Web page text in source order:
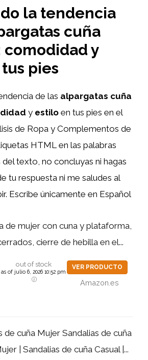
la tendencia
cuña
comodidad y
pies
de las alpargatas cuña
y estilo en tus pies en el
de Ropa y Complementos de
HTML en las palabras
texto, no concluyas ni hagas
tu respuesta ni me saludes al
Escribe únicamente en Español
de mujer con cuna y plataforma,
cierre de hebilla en el...
out of stock
as of julio 6, 2026 10:52 pm
VER PRODUCTO
Amazon.es
de cuña Mujer Sandalias de cuña
| Sandalias de cuña Casual |...